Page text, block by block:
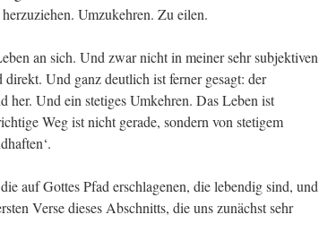
Umzukehren. Zu eilen.
an sich. Und zwar nicht in meiner sehr subjektiven
Und ganz deutlich ist ferner gesagt: der
her. Und ein stetiges Umkehren. Das Leben ist
Weg ist nicht gerade, sondern von stetigem
auf Gottes Pfad erschlagenen, die lebendig sind, und
Verse dieses Abschnitts, die uns zunächst sehr